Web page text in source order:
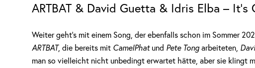
ARTBAT & David Guetta & Idris Elba –
Weiter geht’s mit einem Song, der ebenfalls schon im Sommer
ARTBAT, die bereits mit CamelPhat und Pete Tong arbeiteten,
man so vielleicht nicht unbedingt erwartet hätte, aber sie klingt